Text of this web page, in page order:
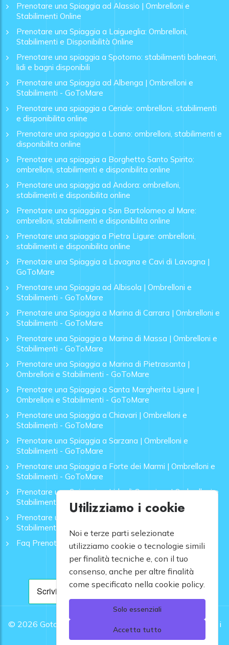
Prenotare una Spiaggia ad Alassio | Ombrelloni e
Stabilimenti Online
Prenotare una Spiaggia a Laigueglia: Ombrelloni,
Stabilimenti e Disponibilità Online
Prenotare una spiaggia a Spotorno: stabilimenti balneari,
lidi e bagni disponibili
Prenotare una Spiaggia ad Albenga | Ombrelloni e
Stabilimenti - GoToMare
Prenotare una spiaggia a Ceriale: ombrelloni, stabilimenti
e disponibilita online
Prenotare una spiaggia a Loano: ombrelloni, stabilimenti e
disponibilita online
Prenotare una spiaggia a Borghetto Santo Spirito:
ombrelloni, stabilimenti e disponibilita online
Prenotare una spiaggia ad Andora: ombrelloni,
stabilimenti e disponibilita online
Prenotare una spiaggia a San Bartolomeo al Mare:
ombrelloni, stabilimenti e disponibilita online
Prenotare una spiaggia a Pietra Ligure: ombrelloni,
stabilimenti e disponibilita online
Prenotare una Spiaggia a Lavagna e Cavi di Lavagna |
GoToMare
Prenotare una Spiaggia ad Albisola | Ombrelloni e
Stabilimenti - GoToMare
Prenotare una Spiaggia a Marina di Carrara | Ombrelloni e
Stabilimenti - GoToMare
Prenotare una Spiaggia a Marina di Massa | Ombrelloni e
Stabilimenti - GoToMare
Prenotare una Spiaggia a Marina di Pietrasanta |
Ombrelloni e Stabilimenti - GoToMare
Prenotare una Spiaggia a Santa Margherita Ligure |
Ombrelloni e Stabilimenti - GoToMare
Prenotare una Spiaggia a Chiavari | Ombrelloni e
Stabilimenti - GoToMare
Prenotare una Spiaggia a Sarzana | Ombrelloni e
Stabilimenti - GoToMare
Prenotare una Spiaggia a Forte dei Marmi | Ombrelloni e
Stabilimenti - GoToMare
Prenotare una Spiaggia a Lido di Camaiore | Ombrelloni e
Stabilimenti - GoToMare
Prenotare una Spiaggia a Rapallo | Ombrelloni e
Stabilimenti - GoToMare
Faq Prenotazione Spiagge
© 2026 Gotomare srl - Partita IVA 12948810960 .
Tutti i
diritti riservati.
Utilizziamo i cookie
Noi e terze parti selezionate
utilizziamo cookie o tecnologie simili
per finalità tecniche e, con il tuo
consenso, anche per altre finalità
come specificato nella cookie policy.
Solo essenziali
Accetta tutto